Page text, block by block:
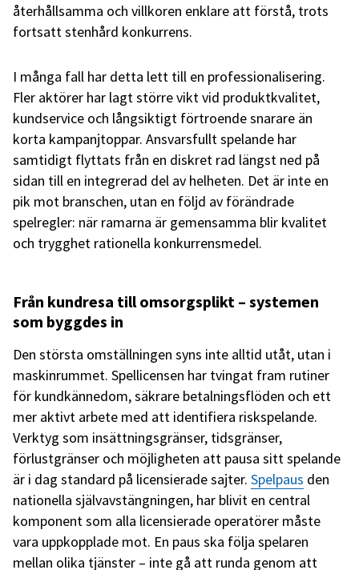
återhållsamma och villkoren enklare att förstå, trots
fortsatt stenhård konkurrens.
I många fall har detta lett till en professionalisering.
Fler aktörer har lagt större vikt vid produktkvalitet,
kundservice och långsiktigt förtroende snarare än
korta kampanjtoppar. Ansvarsfullt spelande har
samtidigt flyttats från en diskret rad längst ned på
sidan till en integrerad del av helheten. Det är inte en
pik mot branschen, utan en följd av förändrade
spelregler: när ramarna är gemensamma blir kvalitet
och trygghet rationella konkurrensmedel.
Från kundresa till omsorgsplikt – systemen
som byggdes in
Den största omställningen syns inte alltid utåt, utan i
maskinrummet. Spellicensen har tvingat fram rutiner
för kundkännedom, säkrare betalningsflöden och ett
mer aktivt arbete med att identifiera riskspelande.
Verktyg som insättningsgränser, tidsgränser,
förlustgränser och möjligheten att pausa sitt spelande
är i dag standard på licensierade sajter. Spelpaus den
nationella självavstängningen, har blivit en central
komponent som alla licensierade operatörer måste
vara uppkopplade mot. En paus ska följa spelaren
mellan olika tjänster – inte gå att runda genom att